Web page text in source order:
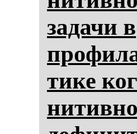
за­да­чи в
ти­ке